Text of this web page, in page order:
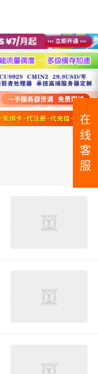
在
线
客
服